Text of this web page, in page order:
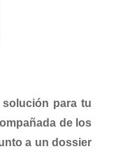
solución para tu
de los
a un dossier